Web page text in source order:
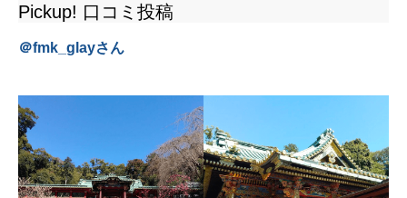
Pickup! 口コミ投稿
＠fmk_glayさん